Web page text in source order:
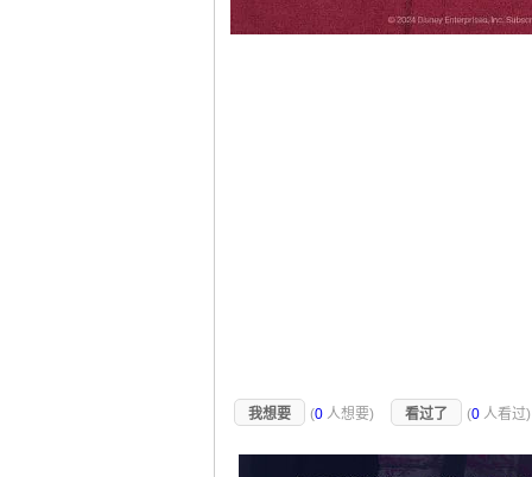
我想要 (0 人想要) 看过了 (0 人看过